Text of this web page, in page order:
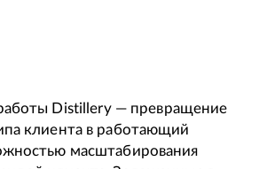
Distillery — превращение
клиента в работающий
масштабирования